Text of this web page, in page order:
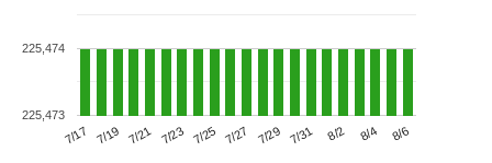
7/17 7/19 7/21 7/23 7/25 7/27 7/29 7/31 8/2 8/4 8/6
225,473
225,474